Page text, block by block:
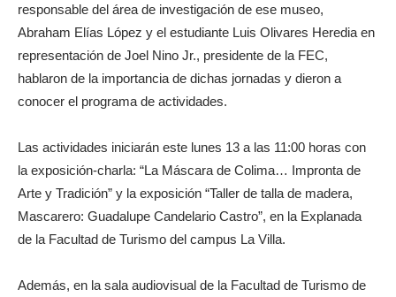
responsable del área de investigación de ese museo,
Abraham Elías López y el estudiante Luis Olivares Heredia en
representación de Joel Nino Jr., presidente de la FEC,
hablaron de la importancia de dichas jornadas y dieron a
conocer el programa de actividades.
Las actividades iniciarán este lunes 13 a las 11:00 horas con
la exposición-charla: “La Máscara de Colima… Impronta de
Arte y Tradición” y la exposición “Taller de talla de madera,
Mascarero: Guadalupe Candelario Castro”, en la Explanada
de la Facultad de Turismo del campus La Villa.
Además, en la sala audiovisual de la Facultad de Turismo de